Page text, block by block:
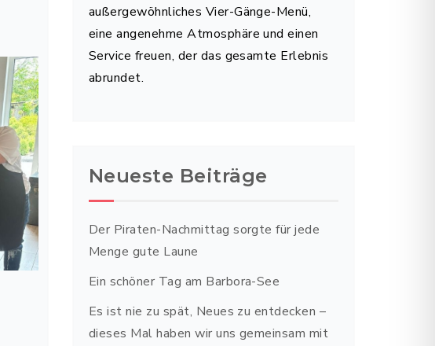
außergewöhnliches Vier-Gänge-Menü,
eine angenehme Atmosphäre und einen
Service freuen, der das gesamte Erlebnis
abrundet.
Neueste Beiträge
Der Piraten-Nachmittag sorgte für jede
Menge gute Laune
Ein schöner Tag am Barbora-See
Es ist nie zu spät, Neues zu entdecken –
dieses Mal haben wir uns gemeinsam mit